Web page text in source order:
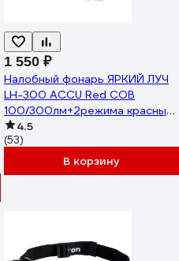
1 550 ₽
Налобный фонарь ЯРКИЙ ЛУЧ
LH-300 ACCU Red COB
100/300лм+2режима красный
диод, сенсор включения, Li-Ion
1200mA 4606400106364
4.5
(53)
В корзину